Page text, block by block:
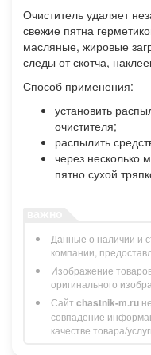
Очиститель удаляет
свежие пятна
масляные, жировые
следы от скотча,
Способ применения:
установить
очистителя;
распылить
через несколько
пятно сухой
Данные о наличии и
компании,
Изображение
оригинального
Сайт chastnik-m.ru
совпадение
качестве товара/